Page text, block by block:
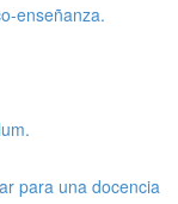
enseñanza.
para una docencia